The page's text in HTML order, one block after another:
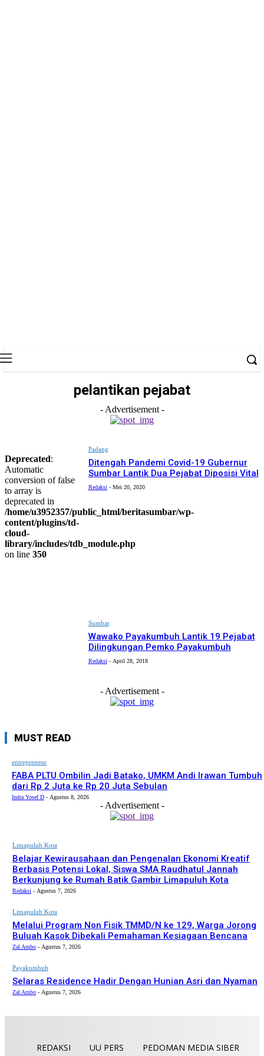
pelantikan pejabat
- Advertisement -
Deprecated:
Automatic
conversion of false
to array is
deprecated in
/home/u3952357/public_html/beritasumbar/wp-
content/plugins/td-
cloud-
library/includes/tdb_module.php
on line 350
Padang
Ditengah Pandemi Covid-19 Gubernur
Sumbar Lantik Dua Pejabat Diposisi Vital
Redaksi - Mei 20, 2020
Sumbar
Wawako Payakumbuh Lantik 19 Pejabat
Dilingkungan Pemko Payakumbuh
Redaksi - April 28, 2018
- Advertisement -
MUST READ
entrepreneur
FABA PLTU Ombilin Jadi Batako, UMKM Andi Irawan Tumbuh
dari Rp 2 Juta ke Rp 20 Juta Sebulan
Indra Yosef D - Agustus 8, 2026
- Advertisement -
Limapuluh Kota
Belajar Kewirausahaan dan Pengenalan Ekonomi Kreatif
Berbasis Potensi Lokal, Siswa SMA Raudhatul Jannah
Berkunjung ke Rumah Batik Gambir Limapuluh Kota
Redaksi - Agustus 7, 2026
Limapuluh Kota
Melalui Program Non Fisik TMMD/N ke 129, Warga Jorong
Buluah Kasok Dibekali Pemahaman Kesiagaan Bencana
Zal Ambo - Agustus 7, 2026
Payakumbuh
Selaras Residence Hadir Dengan Hunian Asri dan Nyaman
Zal Ambo - Agustus 7, 2026
REDAKSI UU PERS PEDOMAN MEDIA SIBER